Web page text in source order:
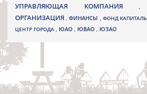
УПРАВЛЯЮЩАЯ КОМПАНИЯ
ОРГАНИЗАЦИЯ,ФИНАНСЫ , ФОНД
ЦЕНТР ГОРОДА , ЮАО , ЮВАО , ЮЗАО